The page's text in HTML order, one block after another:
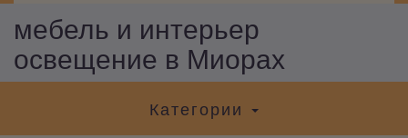
мебель и интерьер
освещение в Миорах
Категории